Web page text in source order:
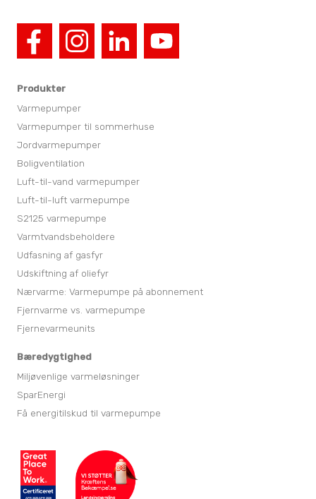
Produkter
Varmepumper
Varmepumper til sommerhuse
Jordvarmepumper
Boligventilation
Luft-til-vand varmepumper
Luft-til-luft varmepumpe
S2125 varmepumpe
Varmtvandsbeholdere
Udfasning af gasfyr
Udskiftning af oliefyr
Nærvarme: Varmepumpe på abonnement
Fjernvarme vs. varmepumpe
Fjernevarmeunits
Bæredygtighed
Miljøvenlige varmeløsninger
SparEnergi
Få energitilskud til varmepumpe